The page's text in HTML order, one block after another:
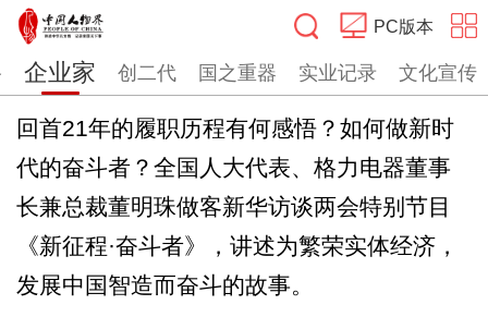
PC版本
搜索
企业家 创二代 国之重器 实业记录 文化宣传
回首21年的履职历程有何感悟？如何做新时
代的奋斗者？全国人大代表、格力电器董事
长兼总裁董明珠做客新华访谈两会特别节目
《新征程·奋斗者》，讲述为繁荣实体经济，
发展中国智造而奋斗的故事。